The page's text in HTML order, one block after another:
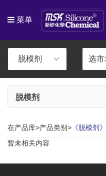
菜单
脱模剂
在产品库>产品类别> 《脱模剂》
暂未相关内容